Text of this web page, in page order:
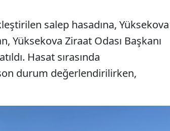
salep hasadına, Yüksekova
Yüksekova Ziraat Odası Başkanı
Hasat sırasında
durum değerlendirilirken,